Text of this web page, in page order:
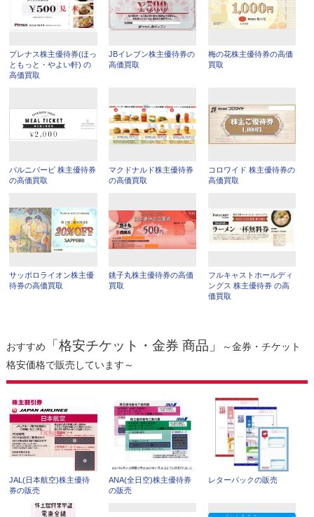
プレナス株主優待券(ほっ
ともっと・やよい軒) の
高価買取
JBイレブン株主優待券の
高価買取
梅の花株主優待券の高価
買取
バルニバービ 株主優待券
の高価買取
マクドナルド株主優待券
の高価買取
コロワイド 株主優待券の
高価買取
サッポロライオン株主優
待券の高価買取
銚子丸株主優待券の高価
買取
フルキャストホールディ
ングス 株主優待券 の高
価買取
おすすめ 「格安チケット・金券 商品」
～金券・チケット
格安価格で販売しています～
JAL(日本航空)株主優待
券の販売
ANA(全日空)株主優待券
の販売
レターパックの販売